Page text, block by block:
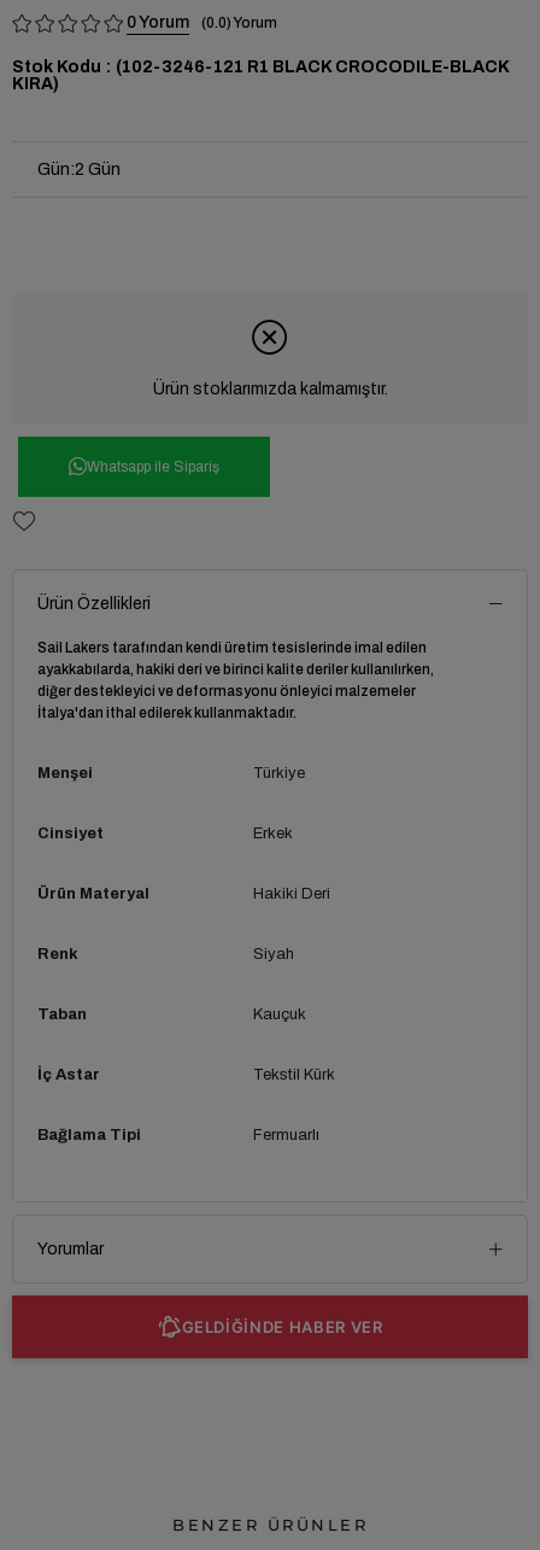
0 0.0
Stok Kodu
(102-3246-121 R1 BLACK CROCODILE-BLACK
KIRA)
Gün:2 Gün
Ürün stoklarımızda kalmamıştır.
Whatsapp ile Sipariş
Ürün Özellikleri
Sail Lakers tarafından kendi üretim tesislerinde imal edilen
ayakkabılarda, hakiki deri ve birinci kalite deriler kullanılırken,
diğer destekleyici ve deformasyonu önleyici malzemeler
İtalya'dan ithal edilerek kullanmaktadır.
Menşei Türkiye
Cinsiyet Erkek
Ürün Materyal Hakiki Deri
Renk Siyah
Taban Kauçuk
İç Astar Tekstil Kürk
Bağlama Tipi Fermuarlı
Yorumlar
GELDİĞİNDE HABER VER
BENZER ÜRÜNLER